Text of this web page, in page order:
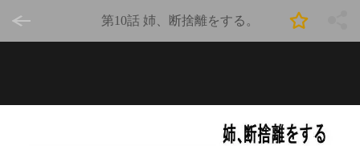
第10話 姉、断捨離をする。